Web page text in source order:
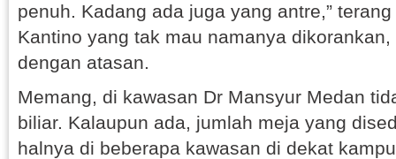
penuh. Kadang ada juga yang antre,”
Kantino yang tak mau namanya
dengan atasan.
Memang, di kawasan Dr Mansyur Medan
biliar. Kalaupun ada, jumlah meja yang
halnya di beberapa kawasan di dekat